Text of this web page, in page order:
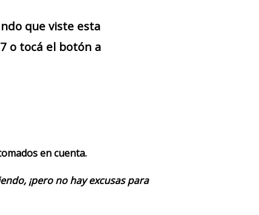
que viste esta
o tocá el botón a
en cuenta.
¡pero no hay excusas para